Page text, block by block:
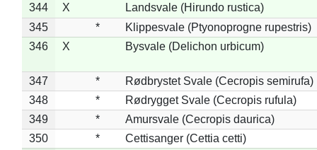
344 X
Landsvale (Hirundo rustica)
345
*
Klippesvale (Ptyonoprogne rupestris)
346
X Bysvale (Delichon urbicum)
347 *
Rødbrystet Svale (Cecropis semirufa)
348
*
Rødrygget Svale (Cecropis rufula)
349
*
Amursvale (Cecropis daurica)
350
*
Cettisanger (Cettia cetti)